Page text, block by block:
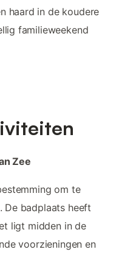
haard in de koudere
familieweekend
Zee
om te
De badplaats heeft
ligt midden in de
voorzieningen en